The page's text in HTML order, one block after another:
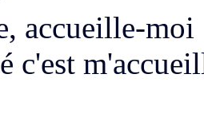
accueille-moi
c'est